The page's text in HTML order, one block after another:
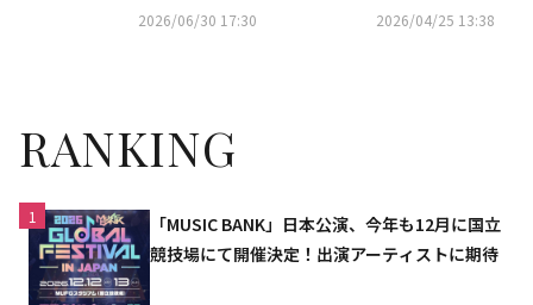
マ4作のアンコール放送も…7月
2026/06/30 17:30
「KCON LA 2026」出演決定
2026/04/25 13:38
RANKING
1
「MUSIC BANK」日本公演、今年も12月に国立
競技場にて開催決定！出演アーティストに期待